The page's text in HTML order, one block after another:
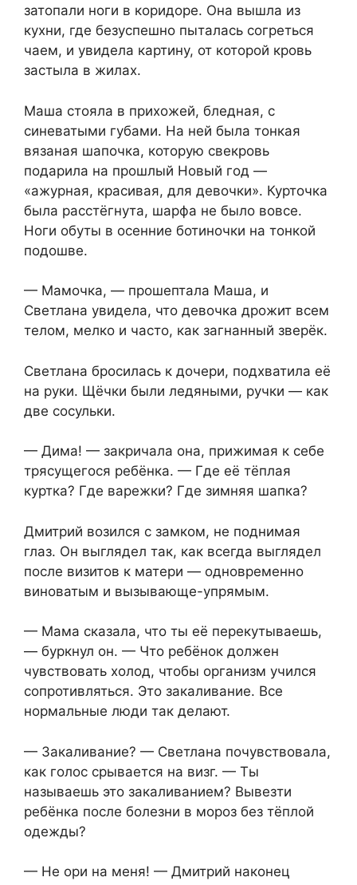
затопали ноги в коридоре. Она вышла из
кухни, где безуспешно пыталась согреться
чаем, и увидела картину, от которой кровь
застыла в жилах.
Маша стояла в прихожей, бледная, с
синеватыми губами. На ней была тонкая
вязаная шапочка, которую свекровь
подарила на прошлый Новый год —
«ажурная, красивая, для девочки». Курточка
была расстёгнута, шарфа не было вовсе.
Ноги обуты в осенние ботиночки на тонкой
подошве.
— Мамочка, — прошептала Маша, и
Светлана увидела, что девочка дрожит всем
телом, мелко и часто, как загнанный зверёк.
Светлана бросилась к дочери, подхватила её
на руки. Щёчки были ледяными, ручки — как
две сосульки.
— Дима! — закричала она, прижимая к себе
трясущегося ребёнка. — Где её тёплая
куртка? Где варежки? Где зимняя шапка?
Дмитрий возился с замком, не поднимая
глаз. Он выглядел так, как всегда выглядел
после визитов к матери — одновременно
виноватым и вызывающе-упрямым.
— Мама сказала, что ты её перекутываешь,
— буркнул он. — Что ребёнок должен
чувствовать холод, чтобы организм учился
сопротивляться. Это закаливание. Все
нормальные люди так делают.
— Закаливание? — Светлана почувствовала,
как голос срывается на визг. — Ты
называешь это закаливанием? Вывезти
ребёнка после болезни в мороз без тёплой
одежды?
— Не ори на меня! — Дмитрий наконец